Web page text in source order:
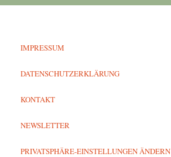
IMPRESSUM
DATENSCHUTZERKLÄRUNG
KONTAKT
NEWSLETTER
PRIVATSPHÄRE-EINSTELLUNGEN ÄNDERN